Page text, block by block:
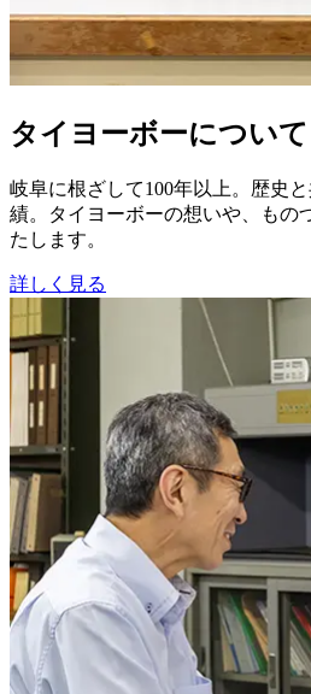
タイヨーボーについて
岐阜に根ざして100年以上。歴史
績。タイヨーボーの想いや、もの
たします。
詳しく見る